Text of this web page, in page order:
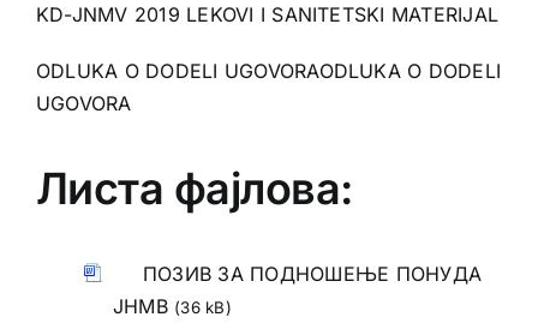
KD-JNMV 2019 LEKOVI I SANITETSKI MATERIJAL
ODLUKA O DODELI UGOVORAODLUKA O DODELI
UGOVORA
Листа фајлова:
ПОЗИВ ЗА ПОДНОШЕЊЕ ПОНУДА
ЈНМВ (36 kB)